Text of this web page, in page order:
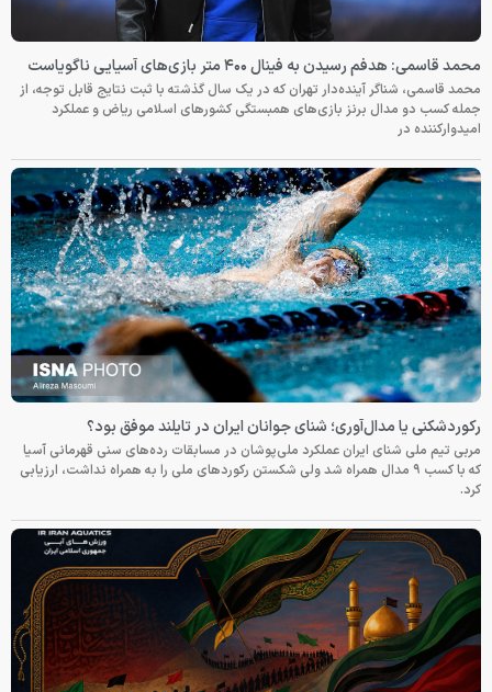
محمد قاسمی: هدفم رسیدن به فینال ۴۰۰ متر بازی‌های آسیایی ناگویاست
محمد قاسمی، شناگر آینده‌دار تهران که در یک سال گذشته با ثبت نتایج قابل توجه، از
جمله کسب دو مدال برنز بازی‌های همبستگی کشورهای اسلامی ریاض و عملکرد
امیدوارکننده در
رکوردشکنی یا مدال‌آوری؛ شنای جوانان ایران در تایلند موفق بود؟
مربی تیم ملی شنای ایران عملکرد ملی‌پوشان در مسابقات رده‌های سنی قهرمانی آسیا
که با کسب ۹ مدال همراه شد ولی شکستن رکوردهای ملی را به همراه نداشت، ارزیابی
کرد.